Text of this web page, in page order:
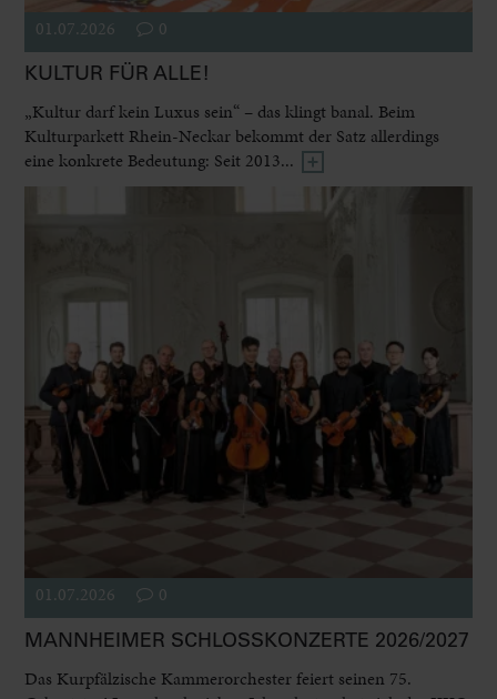
01.07.2026 0
KULTUR FÜR ALLE!
„Kultur darf kein Luxus sein“ – das klingt banal. Beim
Kulturparkett Rhein-Neckar bekommt der Satz allerdings
eine konkrete Bedeutung: Seit 2013...
01.07.2026 0
MANNHEIMER SCHLOSSKONZERTE 2026/2027
Das Kurpfälzische Kammerorchester feiert seinen 75.